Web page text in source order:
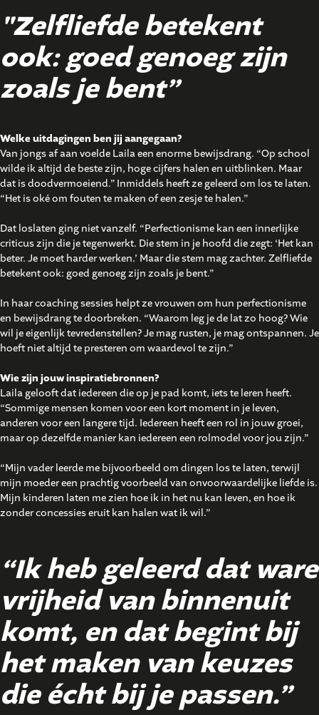
"Zelfliefde betekent
ook: goed genoeg zijn
zoals je bent”
Welke uitdagingen ben jij aangegaan?
Van jongs af aan voelde Laila een enorme bewijsdrang. “Op school
wilde ik altijd de beste zijn, hoge cijfers halen en uitblinken. Maar
dat is doodvermoeiend.” Inmiddels heeft ze geleerd om los te laten.
“Het is oké om fouten te maken of een zesje te halen.”
Dat loslaten ging niet vanzelf. “Perfectionisme kan een innerlijke
criticus zijn die je tegenwerkt. Die stem in je hoofd die zegt: ‘Het kan
beter. Je moet harder werken.’ Maar die stem mag zachter. Zelfliefde
betekent ook: goed genoeg zijn zoals je bent.”
In haar coaching sessies helpt ze vrouwen om hun perfectionisme
en bewijsdrang te doorbreken. “Waarom leg je de lat zo hoog? Wie
wil je eigenlijk tevredenstellen? Je mag rusten, je mag ontspannen. Je
hoeft niet altijd te presteren om waardevol te zijn.”
Wie zijn jouw inspiratiebronnen?
Laila gelooft dat iedereen die op je pad komt, iets te leren heeft.
“Sommige mensen komen voor een kort moment in je leven,
anderen voor een langere tijd. Iedereen heeft een rol in jouw groei,
maar op dezelfde manier kan iedereen een rolmodel voor jou zijn.”
“Mijn vader leerde me bijvoorbeeld om dingen los te laten, terwijl
mijn moeder een prachtig voorbeeld van onvoorwaardelijke liefde is.
Mijn kinderen laten me zien hoe ik in het nu kan leven, en hoe ik
zonder concessies eruit kan halen wat ik wil.”
“Ik heb geleerd dat ware
vrijheid van binnenuit
komt, en dat begint bij
het maken van keuzes
die écht bij je passen.”